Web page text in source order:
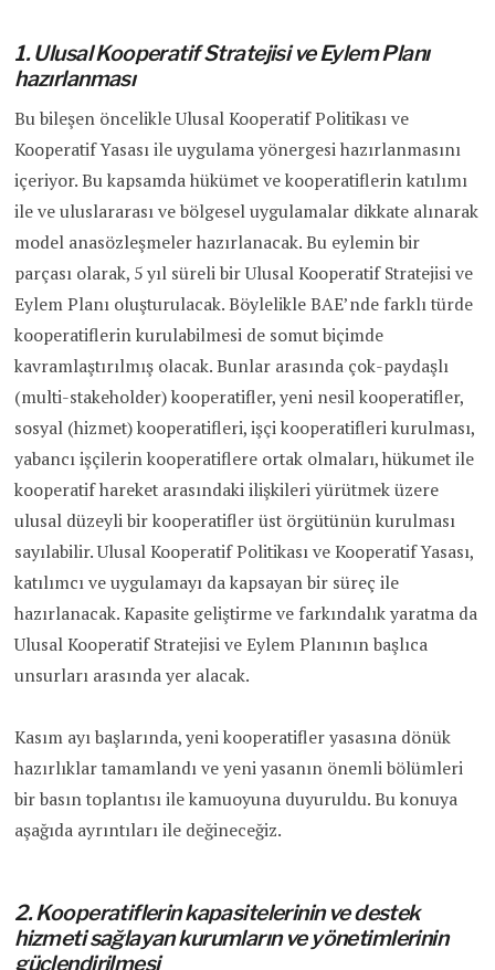
1. Ulusal Kooperatif Stratejisi ve Eylem Planı
hazırlanması
Bu bileşen öncelikle Ulusal Kooperatif Politikası ve
Kooperatif Yasası ile uygulama yönergesi hazırlanmasını
içeriyor. Bu kapsamda hükümet ve kooperatiflerin katılımı
ile ve uluslararası ve bölgesel uygulamalar dikkate alınarak
model anasözleşmeler hazırlanacak. Bu eylemin bir
parçası olarak, 5 yıl süreli bir Ulusal Kooperatif Stratejisi ve
Eylem Planı oluşturulacak. Böylelikle BAE’nde farklı türde
kooperatiflerin kurulabilmesi de somut biçimde
kavramlaştırılmış olacak. Bunlar arasında çok-paydaşlı
(multi-stakeholder) kooperatifler, yeni nesil kooperatifler,
sosyal (hizmet) kooperatifleri, işçi kooperatifleri kurulması,
yabancı işçilerin kooperatiflere ortak olmaları, hükumet ile
kooperatif hareket arasındaki ilişkileri yürütmek üzere
ulusal düzeyli bir kooperatifler üst örgütünün kurulması
sayılabilir. Ulusal Kooperatif Politikası ve Kooperatif Yasası,
katılımcı ve uygulamayı da kapsayan bir süreç ile
hazırlanacak. Kapasite geliştirme ve farkındalık yaratma da
Ulusal Kooperatif Stratejisi ve Eylem Planının başlıca
unsurları arasında yer alacak.
Kasım ayı başlarında, yeni kooperatifler yasasına dönük
hazırlıklar tamamlandı ve yeni yasanın önemli bölümleri
bir basın toplantısı ile kamuoyuna duyuruldu. Bu konuya
aşağıda ayrıntıları ile değineceğiz.
2. Kooperatiflerin kapasitelerinin ve destek
hizmeti sağlayan kurumların ve yönetimlerinin
güçlendirilmesi